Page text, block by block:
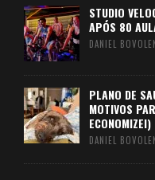
STUDIO
APÓS 80
DANIEL
PLANO DE
MOTIVOS
ECONOMIZEI)
DANIEL